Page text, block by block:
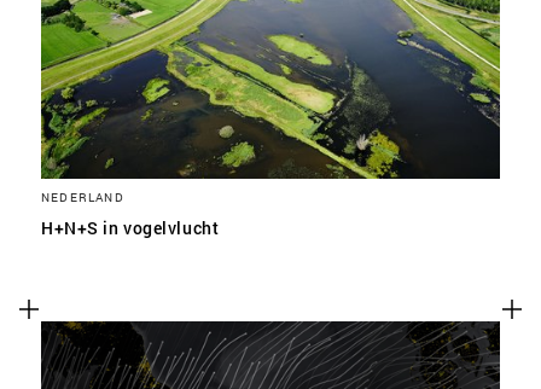
NEDERLAND
H+N+S in vogelvlucht
SLA VOORKEUREN OP